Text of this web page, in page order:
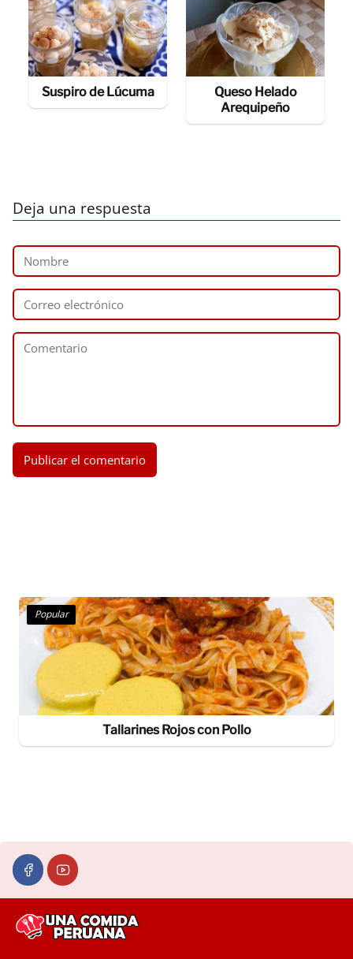
Suspiro de Lúcuma
Queso Helado
Arequipeño
Deja una respuesta
Popular
Tallarines Rojos con Pollo